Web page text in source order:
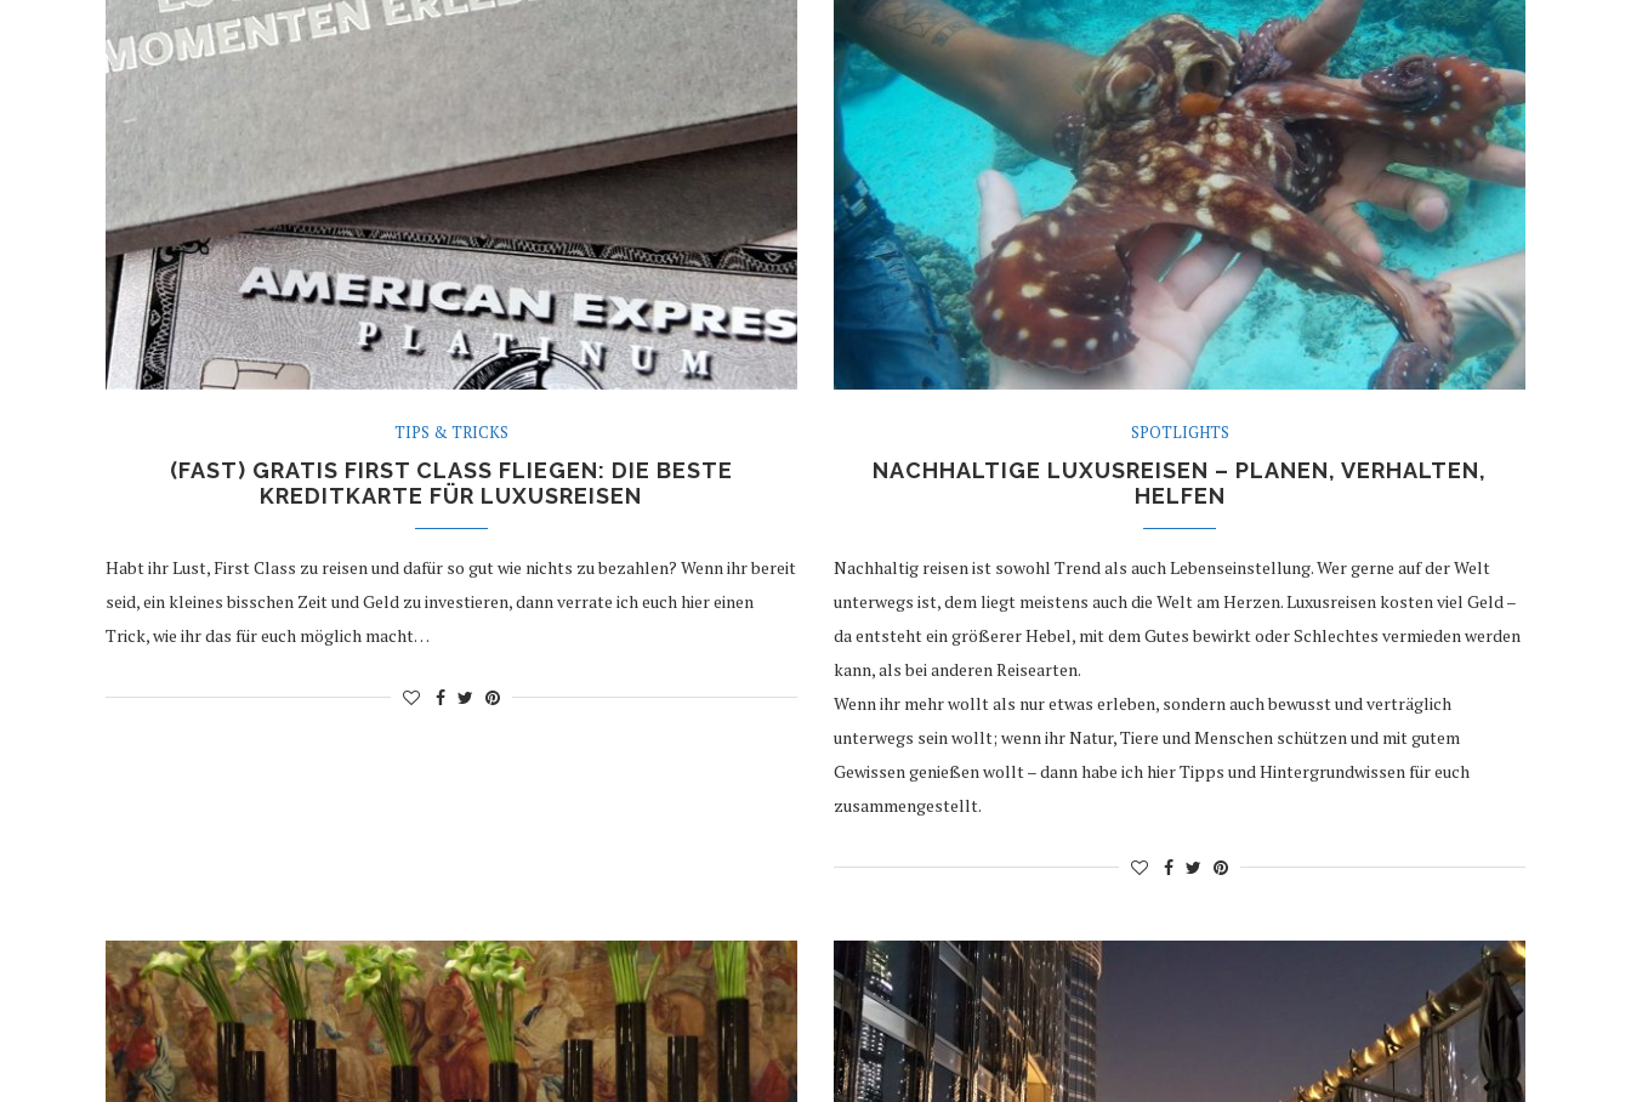
TIPS & TRICKS
(FAST) GRATIS FIRST CLASS FLIEGEN: DIE BESTE
KREDITKARTE FÜR LUXUSREISEN
Habt ihr Lust, First Class zu reisen und dafür so gut wie nichts zu bezahlen? Wenn ihr bereit
seid, ein kleines bisschen Zeit und Geld zu investieren, dann verrate ich euch hier einen
Trick, wie ihr das für euch möglich macht…
SPOTLIGHTS
NACHHALTIGE LUXUSREISEN – PLANEN, VERHALTEN,
HELFEN
Nachhaltig reisen ist sowohl Trend als auch Lebenseinstellung. Wer gerne auf der Welt
unterwegs ist, dem liegt meistens auch die Welt am Herzen. Luxusreisen kosten viel Geld –
da entsteht ein größerer Hebel, mit dem Gutes bewirkt oder Schlechtes vermieden werden
kann, als bei anderen Reisearten.
Wenn ihr mehr wollt als nur etwas erleben, sondern auch bewusst und verträglich
unterwegs sein wollt; wenn ihr Natur, Tiere und Menschen schützen und mit gutem
Gewissen genießen wollt – dann habe ich hier Tipps und Hintergrundwissen für euch
zusammengestellt.